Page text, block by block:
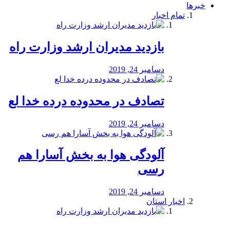
خبرها
تمام اخبار
بازدید مدیران ارشد وزارت راه
دسامبر 24, 2019
تصادف در محدوده درده خدا لع
دسامبر 24, 2019
آلودگی هوا به بخش آسارا هم
رسی
دسامبر 24, 2019
اخبار استان